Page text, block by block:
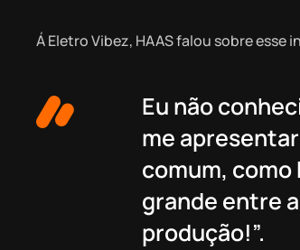
Á Eletro Vibez, HAAS falou sobre esse
Eu não
me
comum, como
grande entre
produção!”.